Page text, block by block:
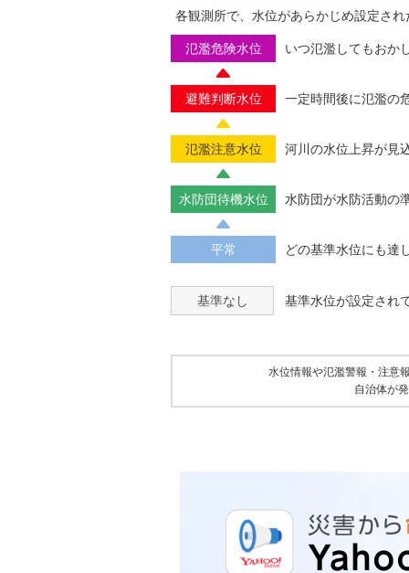
各観測所で、水位があらかじめ設定さ
氾濫危険水位 いつ氾濫してもおか
避難判断水位 一定時間後に氾濫の
氾濫注意水位 河川の水位上昇が見
水防団待機水位 水防団が水防活動の
平常 どの基準水位にも達
基準なし 基準水位が設定され
水位情報や氾濫警報・注意
自治体が